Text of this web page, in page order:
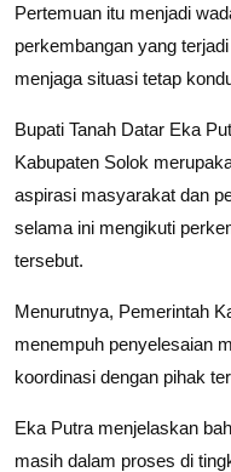
Pertemuan itu menjadi
perkembangan yang
menjaga situasi tetap
Bupati Tanah Datar Eka
Kabupaten Solok
aspirasi masyarakat dan
selama ini mengikuti
tersebut.
Menurutnya, Pemerintah
menempuh penyelesaian
koordinasi dengan pihak
Eka Putra menjelaskan
masih dalam proses di